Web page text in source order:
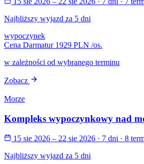
Najbliższy wyjazd za 5 dni
wypoczynek
Cena Darmatur 1929 PLN /os.
w zależności od wybranego terminu
Zobacz
Morze
Kompleks wypoczynkowy nad
15 sie 2026 – 22 sie 2026 · 7 dni · 8
Najbliższy wyjazd za 5 dni